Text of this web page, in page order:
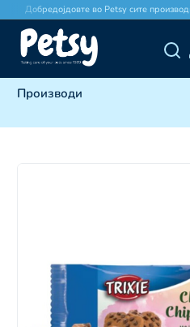
Добредојдовте во Petsy сите
Производи